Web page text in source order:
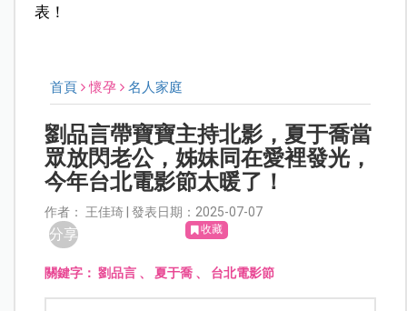
表！
首頁 懷孕 名人家庭
劉品言帶寶寶主持北影，夏于喬當
眾放閃老公，姊妹同在愛裡發光，
今年台北電影節太暖了！
作者： 王佳琦 | 發表日期：2025-07-07
分享 收藏
關鍵字：劉品言 、夏于喬 、 台北電影節